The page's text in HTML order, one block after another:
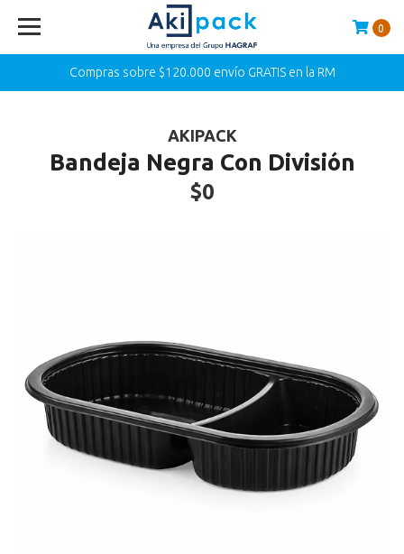
Compras sobre $120.000 envío GRATIS en la RM
0
AKIPACK
Bandeja Negra Con División
$0